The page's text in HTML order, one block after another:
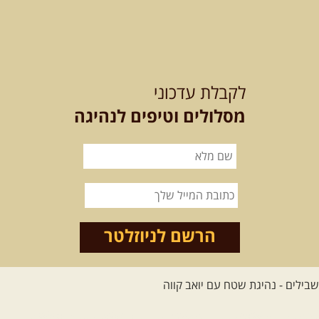
למגוון רכבי שטח
בחרנו לילה מיוחד לטיול מיוחד!
השמיים יהיו נקיים, הכוכבים ...
שישי- מעיינות
ואתגרים בצפון הרמה
מסלול חדש בצפון רמת הגולן בהובלת
מדריך תושב האזור. המסלול ...
לקבלת עדכוני
מסלולים וטיפים לנהיגה
הרשם לניוזלטר